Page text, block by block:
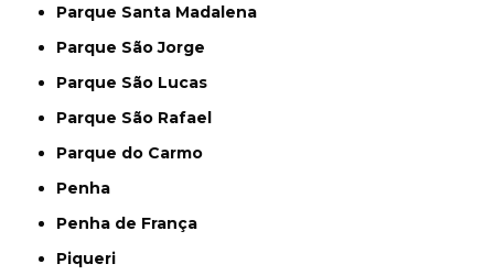
Parque Santa Madalena
Parque São Jorge
Parque São Lucas
Parque São Rafael
Parque do Carmo
Penha
Penha de França
Piqueri